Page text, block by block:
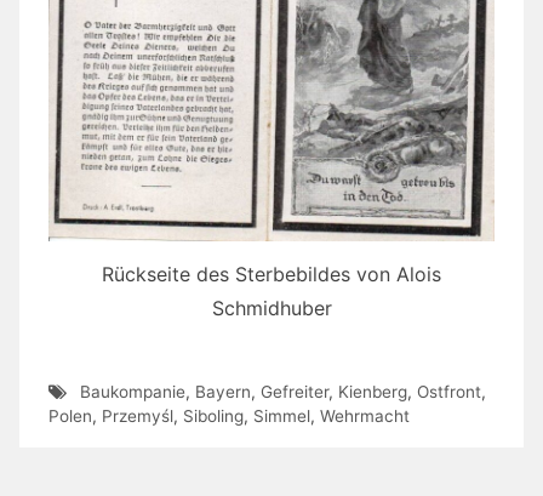
Rückseite des Sterbebildes von Alois
Schmidhuber
Baukompanie, Bayern, Gefreiter, Kienberg, Ostfront,
Polen, Przemyśl, Siboling, Simmel, Wehrmacht